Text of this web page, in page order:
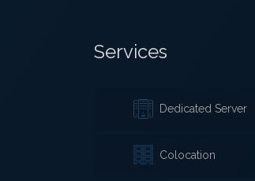
Services
Dedicated Server
Colocation